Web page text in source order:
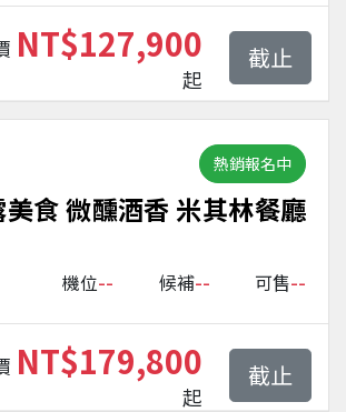
NT$127,900
起
截止
熱銷報名中
食 微醺酒香 米其林餐廳
機位-- 候補-- 可售--
NT$179,800
起
截止